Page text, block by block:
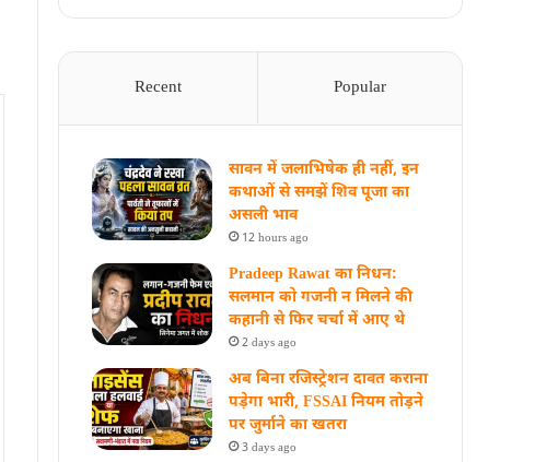
Recent Popular
सावन में जलाभिषेक ही नहीं, इन
कथाओं से समझें शिव पूजा का
असली भाव
12 hours ago
Pradeep Rawat का निधन:
सलमान को गजनी न मिलने की
कहानी से फिर चर्चा में आए थे
2 days ago
अब बिना रजिस्ट्रेशन दावत कराना
पड़ेगा भारी, FSSAI नियम तोड़ने
पर जुर्माने का खतरा
3 days ago